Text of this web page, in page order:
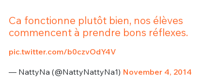
Ca fonctionne plutôt bien, nos élèves
commencent à prendre bons réflexes.
pic.twitter.com/b0czvOdY4V
— NattyNa (@NattyNattyNa1) November 4, 2014